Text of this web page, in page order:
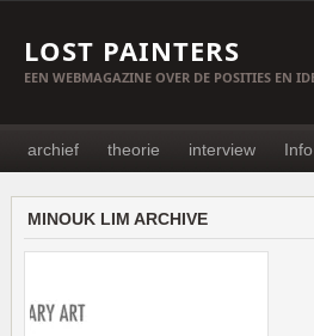
LOST PAINTERS
EEN WEBMAGAZINE OVER DE POSITIES EN
archief theorie interview Info
MINOUK LIM ARCHIVE